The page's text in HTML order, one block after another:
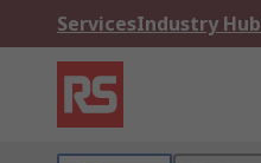
ServicesIndustry Hub